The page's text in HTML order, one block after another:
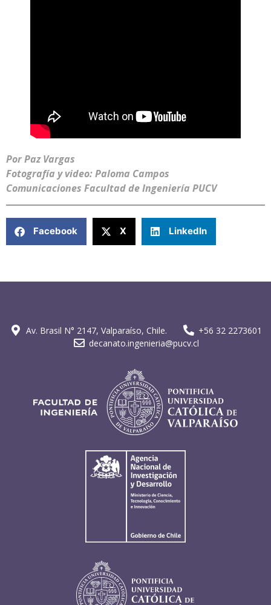
Por Paz Vargas
Fotografía y video: Paloma Campos
Comunicaciones Facultad de Ingeniería PUCV
Facebook X LinkedIn
Av. Brasil N° 2147, Valparaíso, Chile.
+56 32 2273601
decanato.ingenieria@pucv.cl